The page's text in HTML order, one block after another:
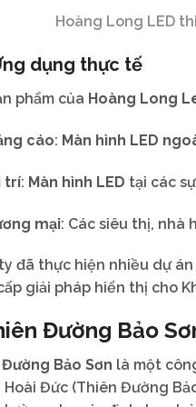
Hoàng Long LED
dụng thực tế
phẩm của Hoàng Long
cáo: Màn hình LED
trí: Màn hình LED tại các
mại: Các siêu thị, nhà
đã thực hiện nhiều dự
giải pháp hiển thị cho
Đường Bảo
Bảo Sơn là một
Hoài Đức (Thiên Đường